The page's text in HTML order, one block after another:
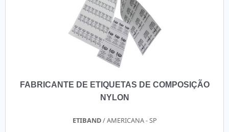
FABRICANTE DE ETIQUETAS DE COMPOSIÇÃO
NYLON
ETIBAND/ AMERICANA - SP